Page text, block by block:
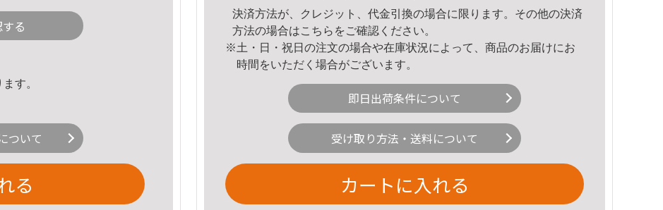
る
す。
ついて
る
決済方法が、クレジット、代金引換の場合に限ります。その他の決済
方法の場合はこちら をご確認ください。
※土・日・祝日の注文の場合や在庫状況によって、商品のお届けにお
時間をいただく場合がございます。
即日出荷条件について
受け取り方法・送料について
カートに入れる